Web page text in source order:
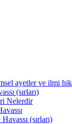
ayetler ve ilmi
(sırları)
Nelerdir
(sırları)